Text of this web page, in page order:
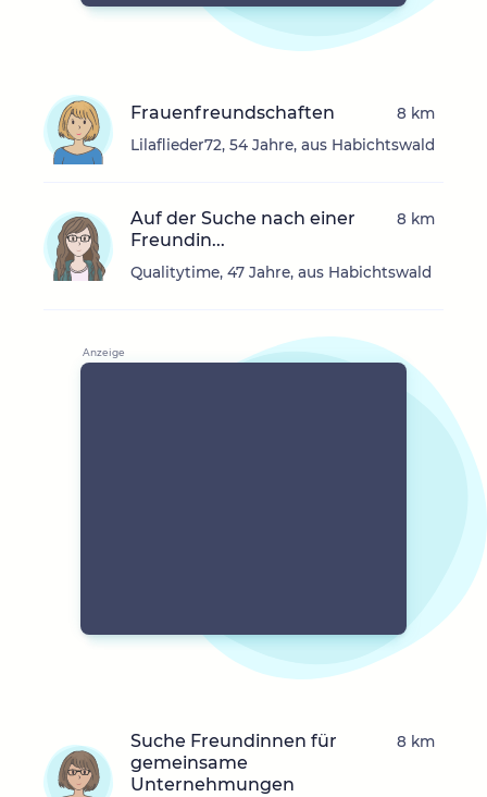
Frauenfreundschaften
Lilaflieder72, 54 Jahre, aus Habichtswald
8 km
Auf der Suche nach einer
Freundin...
Qualitytime, 47 Jahre, aus Habichtswald
8 km
Suche Freundinnen für
gemeinsame
Unternehmungen
8 km